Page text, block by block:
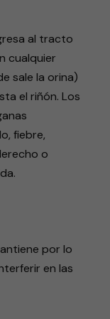
al tracto
cualquier
sale la orina)
el riñón. Los
fiebre,
o
por lo
en las